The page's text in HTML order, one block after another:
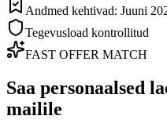
Andmed kehtivad: Juuni
Tegevusload kontrollitud
FAST OFFER MATCH
Saa personaalsed
mailile